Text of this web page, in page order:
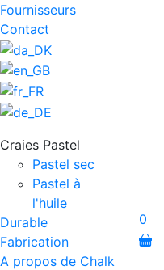
Fournisseurs
Contact
Craies Pastel
Pastel sec
Pastel à
l'huile
Durable
Fabrication
A propos de Chalk
0